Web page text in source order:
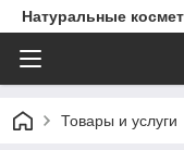
Натуральные
Товары и услуги